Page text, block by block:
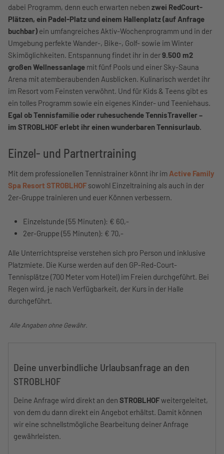
dabei Programm, denn euch erwarten neben zwei RedCourt-
Plätzen, ein Padel-Platz und einem Hallenplatz (auf Anfrage
buchbar) ein umfangreiches Aktiv-Wochenprogramm und in der
Umgebung perfekte Wander-, Bike-, Golf- sowie im Winter
Skimöglichkeiten. Entspannung findet ihr in der9.500 m2
großen Wellnessanlage mit fünf Pools und einer Sky-Sauna
Arena mit atemberaubenden Ausblicken. Kulinarisch werdet ihr
im Resort vom Feinsten verwöhnt. Und für Kids & Teens gibt es
ein tolles Programm sowie ein eigenes Kinder- und Teeniehaus.
Egal ob Tennisfamilie oder ruhesuchende TennisTraveller –
im STROBLHOF erlebt ihr einen wunderbaren Tennisurlaub.
Einzel- und Partnertraining
Mit dem professionellen Tennistrainer könnt ihr im Active Family
Spa Resort STROBLHOF sowohl Einzeltraining als auch in der
2er-Gruppe trainieren und euer Können verbessern.
Einzelstunde (55 Minuten): € 60,-
2er-Gruppe (55 Minuten): € 70,-
Alle Unterrichtspreise verstehen sich pro Person und inklusive
Platzmiete. Die Kurse werden auf den GP-Red-Court-
Tennisplätze (700 Meter vom Hotel) im Freien durchgeführt. Bei
Regen wird, je nach Verfügbarkeit, der Kurs in der Halle
durchgeführt.
Alle Angaben ohne Gewähr.
Deine unverbindliche Urlaubsanfrage an den
STROBLHOF
Deine Anfrage wird direkt an den STROBLHOFweitergeleitet,
von dem du dann direkt ein Angebot erhältst. Damit können
wir eine schnellstmögliche Bearbeitung deiner Anfrage
gewährleisten.